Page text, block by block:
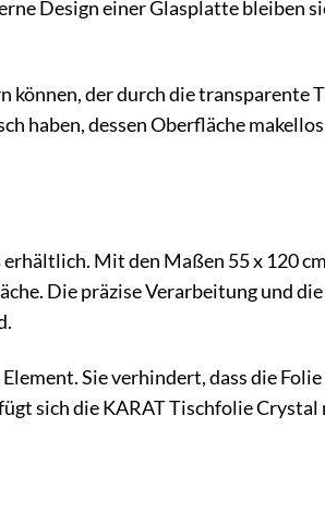
Design einer Glasplatte bleiben
können, der durch die transparente
haben, dessen Oberfläche
Mit den Maßen 55 x 120
Die präzise Verarbeitung und
Sie verhindert, dass die
sich die KARAT Tischfolie